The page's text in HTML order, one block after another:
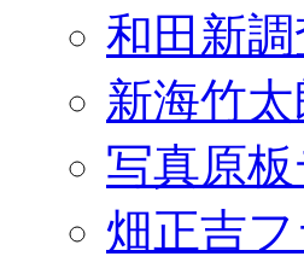
和田新
新海竹
写真原
畑正吉